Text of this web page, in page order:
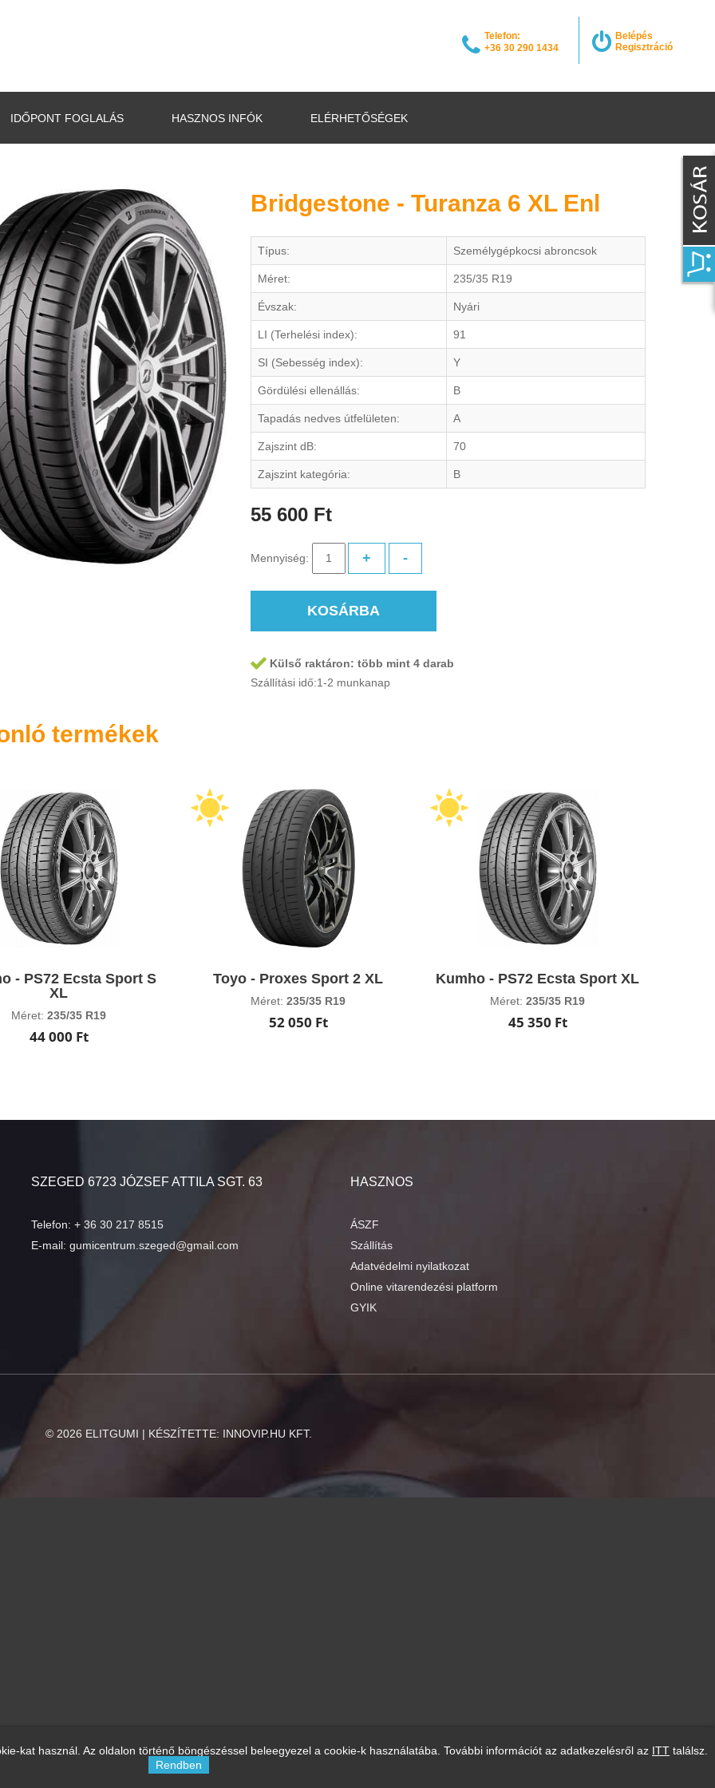
Belépés
Regisztráció
Telefon:
+36 30 290 1434
IDŐPONT FOGLALÁS HASZNOS INFÓK ELÉRHETŐSÉGEK
Bridgestone - Turanza 6 XL Enl
Típus: Személygépkocsi abroncsok
Méret: 235/35 R19
Évszak: Nyári
LI (Terhelési index): 91
SI (Sebesség index): Y
Gördülési ellenállás: B
Tapadás nedves útfelületen: A
Zajszint dB: 70
Zajszint kategória: B
55 600 Ft
Mennyiség: + -
KOSÁRBA
Külső raktáron: több mint 4 darab
Szállítási idő:1-2 munkanap
termékek
- PS72 Ecsta Sport S
XL
Méret:235/35 R19
44 000 Ft
Toyo - Proxes Sport 2 XL
Méret:235/35 R19
52 050 Ft
Kumho - PS72 Ecsta Sport XL
Méret:235/35 R19
45 350 Ft
SZEGED 6723 JÓZSEF ATTILA SGT. 63
Telefon: + 36 30 217 8515
E-mail: gumicentrum.szeged@gmail.com
HASZNOS
ÁSZF
Szállítás
Adatvédelmi nyilatkozat
Online vitarendezési platform
GYIK
© 2026 ELITGUMI | KÉSZÍTETTE: INNOVIP.HU KFT.
kat használ. Az oldalon történő böngészéssel beleegyezel a cookie-k használatába. További információt az adatkezelésről az ITT találsz.
Rendben